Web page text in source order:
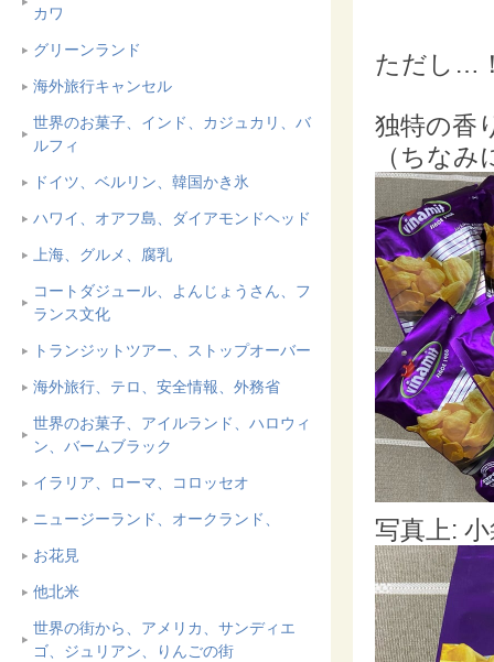
カワ
グリーンランド
海外旅行キャンセル
世界のお菓子、インド、カジュカリ、バ
ルフィ
ドイツ、ベルリン、韓国かき氷
ハワイ、オアフ島、ダイアモンドヘッド
上海、グルメ、腐乳
コートダジュール、よんじょうさん、フ
ランス文化
トランジットツアー、ストップオーバー
海外旅行、テロ、安全情報、外務省
世界のお菓子、アイルランド、ハロウィ
ン、バームブラック
イラリア、ローマ、コロッセオ
ニュージーランド、オークランド、
お花見
他北米
世界の街から、アメリカ、サンディエ
ゴ、ジュリアン、りんごの街
ただし…
独特の香
（ちな
写真上: